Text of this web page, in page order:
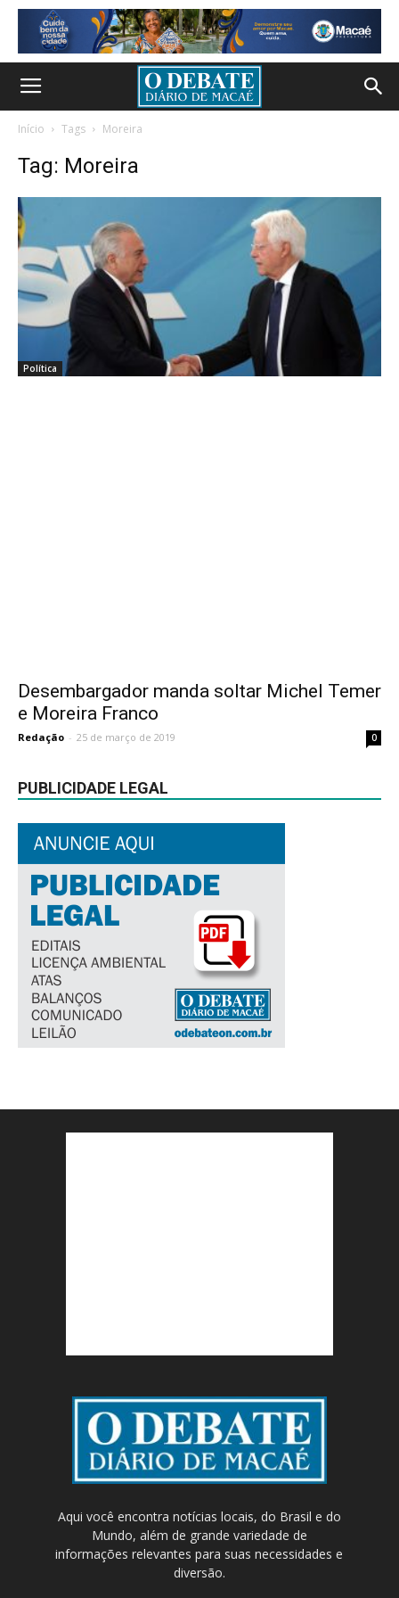
Início Tags Moreira
Tag: Moreira
Política
Desembargador manda soltar Michel Temer
e Moreira Franco
Redação - 25 de março de 2019 0
PUBLICIDADE LEGAL
Aqui você encontra notícias locais, do Brasil e do
Mundo, além de grande variedade de
informações relevantes para suas necessidades e
diversão.